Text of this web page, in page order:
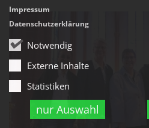
Notwendig
Externe Inhalte
Statistiken
nur Auswahl
Impressum
Datenschutzerklärung